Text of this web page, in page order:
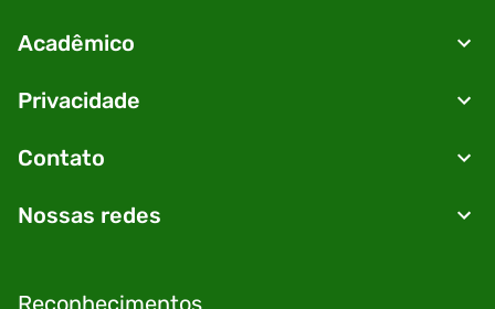
Acadêmico
Privacidade
Contato
Nossas redes
Reconhecimentos